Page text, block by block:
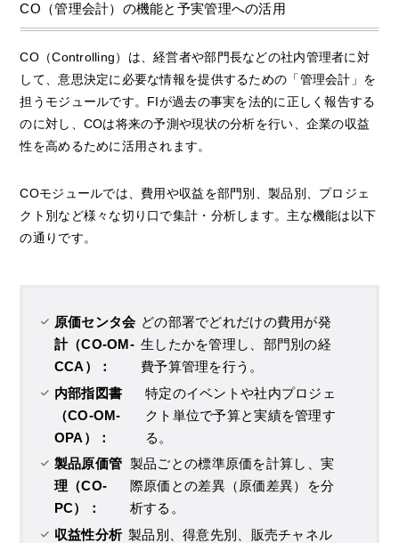
CO（管理会計）の機能と予実管理への活用
CO（Controlling）は、経営者や部門長などの社内管理者に対
して、意思決定に必要な情報を提供するための「管理会計」を
担うモジュールです。FIが過去の事実を法的に正しく報告する
のに対し、COは将来の予測や現状の分析を行い、企業の収益
性を高めるために活用されます。
COモジュールでは、費用や収益を部門別、製品別、プロジェ
クト別など様々な切り口で集計・分析します。主な機能は以下
の通りです。
原価センタ会
計（CO-OM-
CCA）：
どの部署でどれだけの費用が発
生したかを管理し、部門別の経
費予算管理を行う。
内部指図書
（CO-OM-
OPA）：
特定のイベントや社内プロジェ
クト単位で予算と実績を管理す
る。
製品原価管
理（CO-
PC）：
製品ごとの標準原価を計算し、実
際原価との差異（原価差異）を分
析する。
収益性分析 製品別、得意先別、販売チャネル